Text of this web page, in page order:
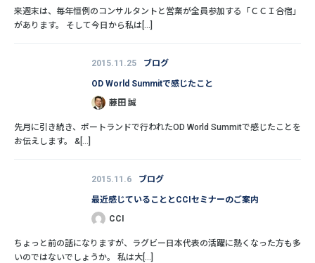
来週末は、毎年恒例のコンサルタントと営業が全員参加する「ＣＣＩ合宿」
があります。 そして今日から私は[...]
2015.11.25 ブログ
OD World Summitで感じたこと
藤田 誠
先月に引き続き、ポートランドで行われたOD World Summitで感じたことを
お伝えします。 &[...]
2015.11.6 ブログ
最近感じていることとCCIセミナーのご案内
CCI
ちょっと前の話になりますが、ラグビー日本代表の活躍に熱くなった方も多
いのではないでしょうか。 私は大[...]